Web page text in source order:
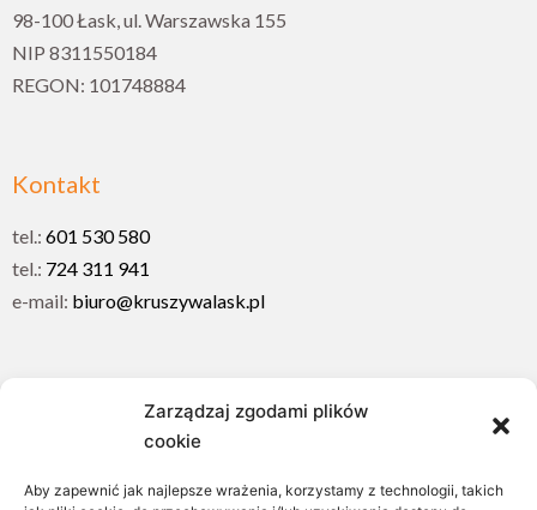
Zarządzaj zgodami plików
cookie
Aby zapewnić jak najlepsze wrażenia, korzystamy z technologii, takich
98-100 Łask, ul. Warszawska 155
NIP 8311550184
REGON: 101748884
Kontakt
tel.: 601 530 580
tel.: 724 311 941
e-mail: biuro@kruszywalask.pl
Kostka granitowa